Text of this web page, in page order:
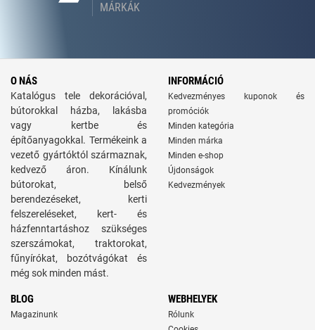
MÁRKÁK
O NÁS
Katalógus tele dekorációval,
bútorokkal házba, lakásba
vagy kertbe és
építőanyagokkal. Termékeink a
vezető gyártóktól származnak,
kedvező áron. Kínálunk
bútorokat, belső
berendezéseket, kerti
felszereléseket, kert- és
házfenntartáshoz szükséges
szerszámokat, traktorokat,
fűnyírókat, bozótvágókat és
még sok minden mást.
INFORMÁCIÓ
Kedvezményes kuponok és
promóciók
Minden kategória
Minden márka
Minden e-shop
Újdonságok
Kedvezmények
BLOG
Magazinunk
WEBHELYEK
Rólunk